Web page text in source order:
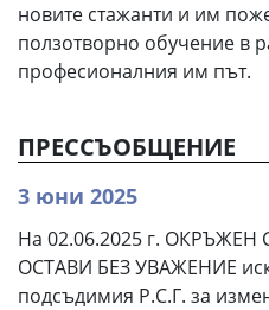
новите стажанти и им
ползотворно обучение в
професионалния им път.
ПРЕССЪОБЩЕНИЕ
3 юни 2025
На 02.06.2025 г.
ОСТАВИ БЕЗ УВАЖЕНИЕ
подсъдимия Р.С.Г. за